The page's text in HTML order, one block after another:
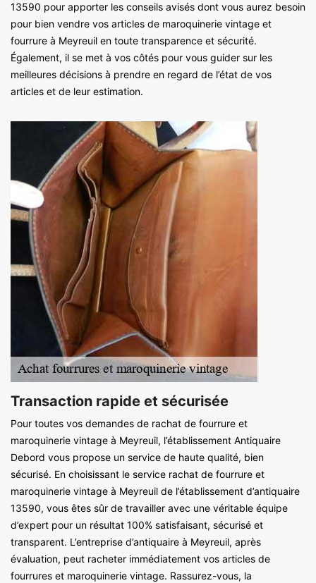
13590 pour apporter les conseils avisés dont vous aurez besoin
pour bien vendre vos articles de maroquinerie vintage et
fourrure à Meyreuil en toute transparence et sécurité.
Également, il se met à vos côtés pour vous guider sur les
meilleures décisions à prendre en regard de l’état de vos
articles et de leur estimation.
Transaction rapide et sécurisée
Pour toutes vos demandes de rachat de fourrure et
maroquinerie vintage à Meyreuil, l’établissement Antiquaire
Debord vous propose un service de haute qualité, bien
sécurisé. En choisissant le service rachat de fourrure et
maroquinerie vintage à Meyreuil de l’établissement d’antiquaire
13590, vous êtes sûr de travailler avec une véritable équipe
d’expert pour un résultat 100% satisfaisant, sécurisé et
transparent. L’entreprise d’antiquaire à Meyreuil, après
évaluation, peut racheter immédiatement vos articles de
fourrures et maroquinerie vintage. Rassurez-vous, la